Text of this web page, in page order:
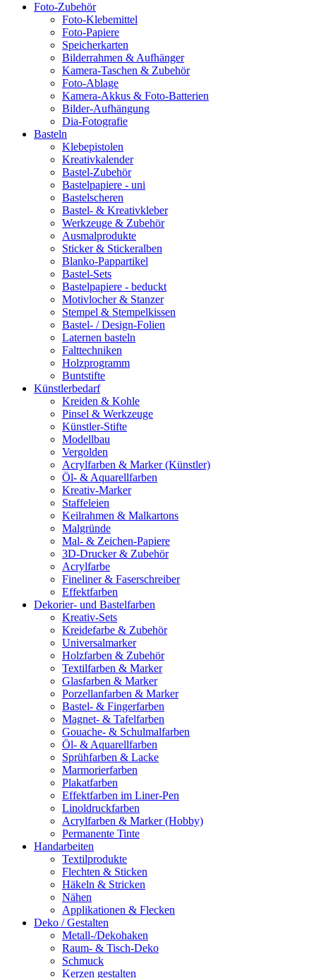
Foto-Zubehör
Foto-Klebemittel
Foto-Papiere
Speicherkarten
Bilderrahmen & Aufhänger
Kamera-Taschen & Zubehör
Foto-Ablage
Kamera-Akkus & Foto-Batterien
Bilder-Aufhängung
Dia-Fotografie
Basteln
Klebepistolen
Kreativkalender
Bastel-Zubehör
Bastelpapiere - uni
Bastelscheren
Bastel- & Kreativkleber
Werkzeuge & Zubehör
Ausmalprodukte
Sticker & Stickeralben
Blanko-Pappartikel
Bastel-Sets
Bastelpapiere - beduckt
Motivlocher & Stanzer
Stempel & Stempelkissen
Bastel- / Design-Folien
Laternen basteln
Falttechniken
Holzprogramm
Buntstifte
Künstlerbedarf
Kreiden & Kohle
Pinsel & Werkzeuge
Künstler-Stifte
Modellbau
Vergolden
Acrylfarben & Marker (Künstler)
Öl- & Aquarellfarben
Kreativ-Marker
Staffeleien
Keilrahmen & Malkartons
Malgründe
Mal- & Zeichen-Papiere
3D-Drucker & Zubehör
Acrylfarbe
Fineliner & Faserschreiber
Effektfarben
Dekorier- und Bastelfarben
Kreativ-Sets
Kreidefarbe & Zubehör
Universalmarker
Holzfarben & Zubehör
Textilfarben & Marker
Glasfarben & Marker
Porzellanfarben & Marker
Bastel- & Fingerfarben
Magnet- & Tafelfarben
Gouache- & Schulmalfarben
Öl- & Aquarellfarben
Sprühfarben & Lacke
Marmorierfarben
Plakatfarben
Effektfarben im Liner-Pen
Linoldruckfarben
Acrylfarben & Marker (Hobby)
Permanente Tinte
Handarbeiten
Textilprodukte
Flechten & Sticken
Häkeln & Stricken
Nähen
Applikationen & Flecken
Deko / Gestalten
Metall-/Dekohaken
Raum- & Tisch-Deko
Schmuck
Kerzen gestalten